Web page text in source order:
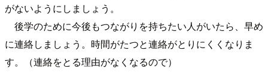
がないようにしましょう。
後学のために今後もつながりを持ちたい人がいたら、早め
に連絡しましょう。時間がたつと連絡がとりにくくなりま
す。（連絡をとる理由がなくなるので）